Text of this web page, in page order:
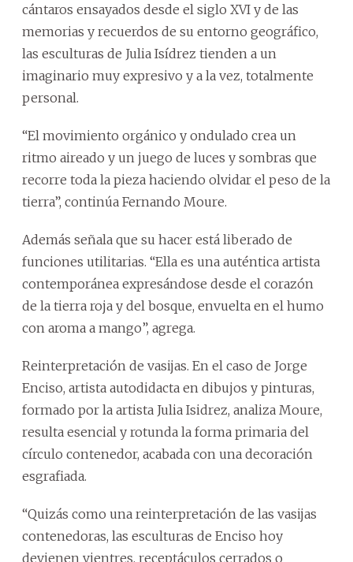
cántaros ensayados desde el siglo XVI y de las
memorias y recuerdos de su entorno geográfico,
las esculturas de Julia Isídrez tienden a un
imaginario muy expresivo y a la vez, totalmente
personal.
“El movimiento orgánico y ondulado crea un
ritmo aireado y un juego de luces y sombras que
recorre toda la pieza haciendo olvidar el peso de la
tierra”, continúa Fernando Moure.
Además señala que su hacer está liberado de
funciones utilitarias. “Ella es una auténtica artista
contemporánea expresándose desde el corazón
de la tierra roja y del bosque, envuelta en el humo
con aroma a mango”, agrega.
Reinterpretación de vasijas. En el caso de Jorge
Enciso, artista autodidacta en dibujos y pinturas,
formado por la artista Julia Isidrez, analiza Moure,
resulta esencial y rotunda la forma primaria del
círculo contenedor, acabada con una decoración
esgrafiada.
“Quizás como una reinterpretación de las vasijas
contenedoras, las esculturas de Enciso hoy
devienen vientres, receptáculos cerrados o